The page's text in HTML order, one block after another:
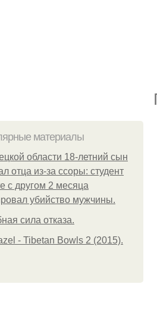
материалы
области 18-летний сын
отца из-за ссоры: студент
с другом 2 месяца
убийство мужчины.
сила отказа.
- Tibetan Bowls 2 (2015).